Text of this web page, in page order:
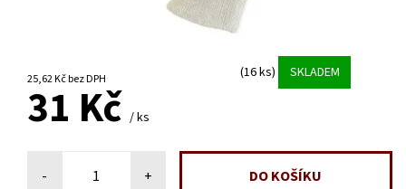
25,62 Kč bez DPH (16 ks) SKLADEM
31 Kč / ks
- +